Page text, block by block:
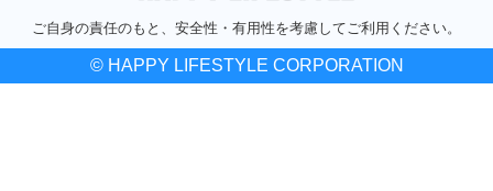
ご自身の責任のもと、安全性・有用性を考慮してご利用ください。
© HAPPY LIFESTYLE CORPORATION